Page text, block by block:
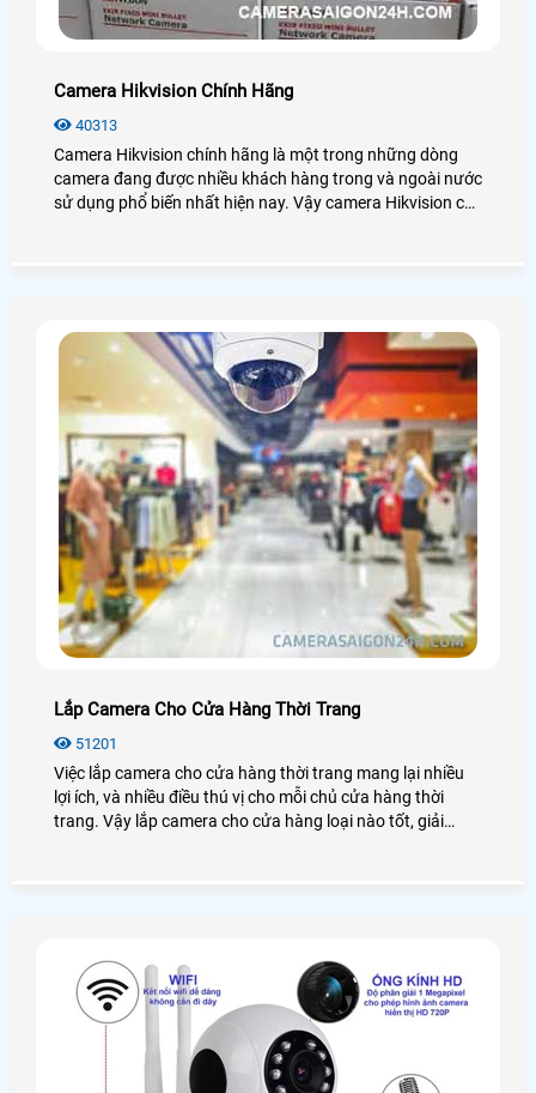
Camera Hikvision Chính Hãng
40313
Camera Hikvision chính hãng là một trong những dòng
camera đang được nhiều khách hàng trong và ngoài nước
sử dụng phổ biến nhất hiện nay. Vậy camera Hikvision có
Lắp Camera Cho Cửa Hàng Thời Trang
51201
Việc lắp camera cho cửa hàng thời trang mang lại nhiều
lợi ích, và nhiều điều thú vị cho mỗi chủ cửa hàng thời
trang. Vậy lắp camera cho cửa hàng loại nào tốt, giải